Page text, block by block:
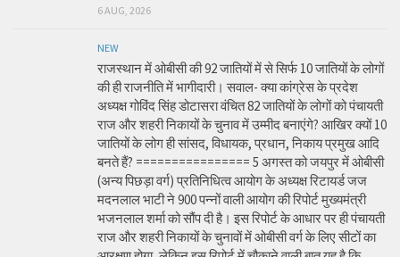
6 AUG, 2026
NEW
राजस्थान में ओबीसी की 92 जातियों में से सिर्फ 10 जातियों के लोगों
की ही राजनीति में भागीदारी। सवाल- क्या कांग्रेस के प्रदेश
अध्यक्ष गोविंद सिंह डोटासरा वंचित 82 जातियों के लोगों को पंचायती
राज और शहरी निकायों के चुनाव में उम्मीद बनाएंगे? आखिर क्यों 10
जातियों के लोग ही सांसद, विधायक, प्रधान, निकाय प्रमुख आदि
बनते हैं? ================ 5 अगस्त को जयपुर में ओबीसी
(अन्य पिछड़ा वर्ग) प्रतिनिधित्व आयोग के अध्यक्ष रिटायर्ड जज
मदनलाल भाटी ने 900 पन्नों वाली आयोग की रिपोर्ट मुख्यमंत्री
भजनलाल शर्मा को सौंप दी है। इस रिपोर्ट के आधार पर ही पंचायती
राज और शहरी निकायों के चुनावों में ओबीसी वर्ग के लिए सीटों का